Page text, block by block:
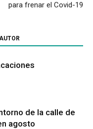
para frenar el Covid-19
de la calle de
agosto